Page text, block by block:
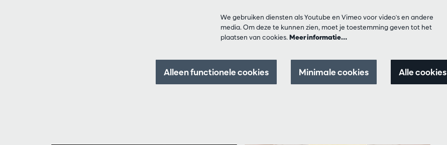
We gebruiken diensten als Youtube en Vimeo voor video's en andere
media. Om deze te kunnen zien, moet je toestemming geven tot het
plaatsen van cookies. Meer informatie…
Alleen functionele cookies Minimale cookies Alle cookies